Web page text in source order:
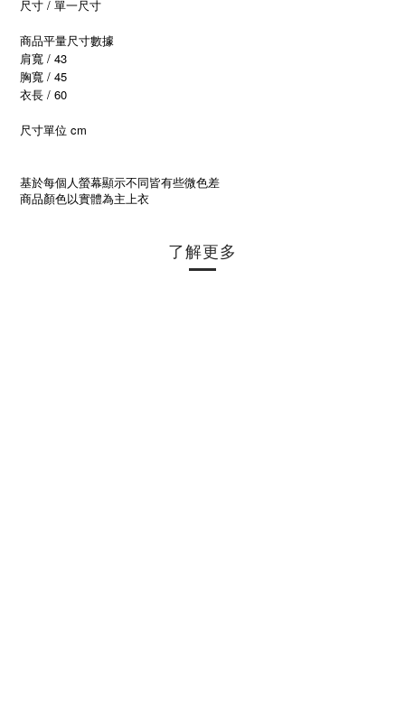
尺寸 / 單一尺寸
商品平量尺寸數據
肩寬 / 43
胸寬 / 45
衣長 / 60
尺寸單位 cm
基於每個人螢幕顯示不同皆有些微色差
商品顏色以實體為主上衣
了解更多